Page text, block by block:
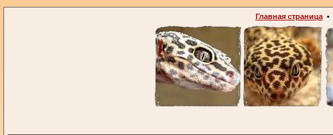
Главная страница•